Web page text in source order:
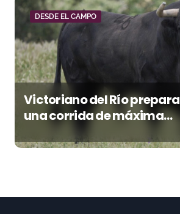
DESDE EL CAMPO
Victoriano del Río prepara
una corrida de máxima
seriedad para Ciudad Real
(En Vídeo)